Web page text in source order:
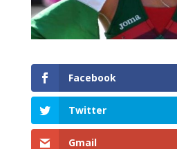
Facebook
Twitter
Gmail